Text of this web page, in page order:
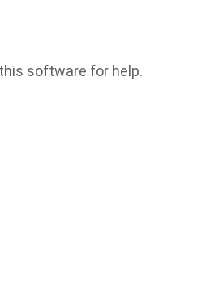
software for help.